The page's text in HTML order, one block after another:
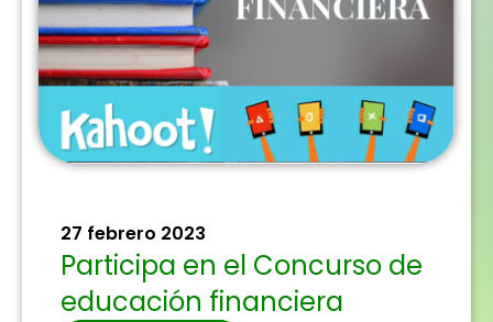
27 febrero 2023
Participa en el Concurso de
educación financiera